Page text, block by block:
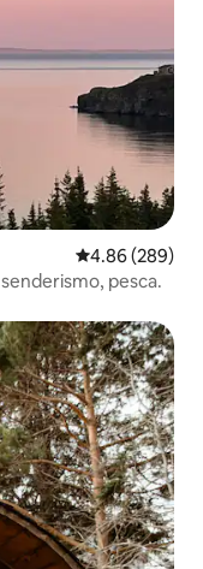
Calificación
4.86 (289)
pesca.